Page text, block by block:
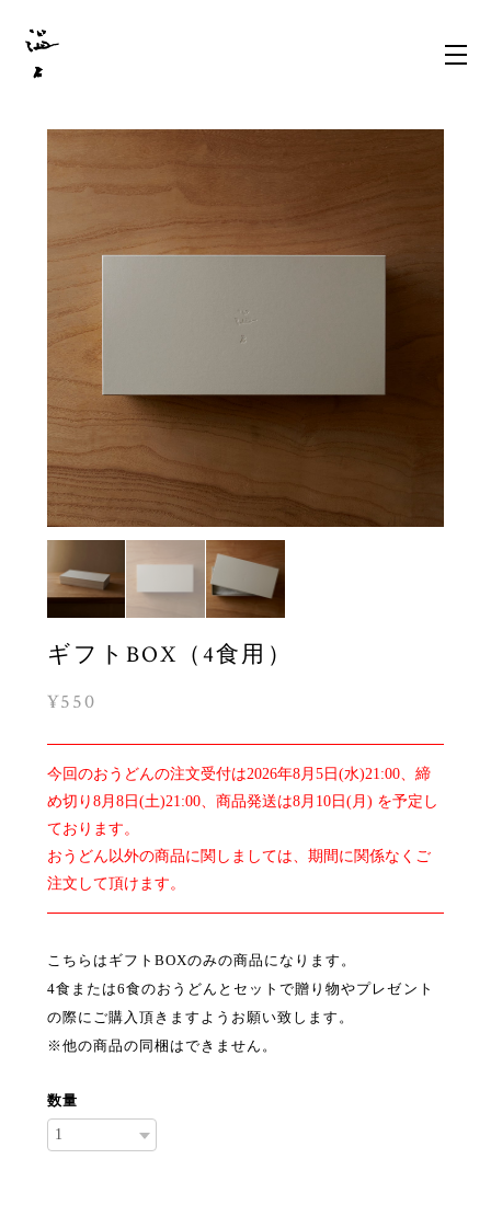
ギフトBOX（4食用）
¥550
今回のおうどんの注文受付は2026年8月5日(水)21:00、締
め切り8月8日(土)21:00、商品発送は8月10日(月) を予定し
ております。
おうどん以外の商品に関しましては、期間に関係なくご
注文して頂けます。
こちらはギフトBOXのみの商品になります。
4食または6食のおうどんとセットで贈り物やプレゼント
の際にご購入頂きますようお願い致します。
※他の商品の同梱はできません。
数量